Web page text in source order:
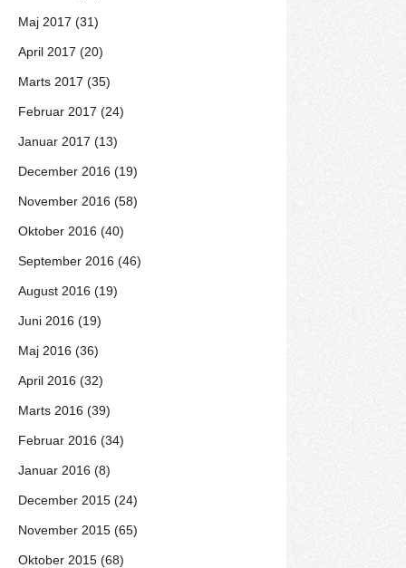
Maj 2017 (31)
April 2017 (20)
Marts 2017 (35)
Februar 2017 (24)
Januar 2017 (13)
December 2016 (19)
November 2016 (58)
Oktober 2016 (40)
September 2016 (46)
August 2016 (19)
Juni 2016 (19)
Maj 2016 (36)
April 2016 (32)
Marts 2016 (39)
Februar 2016 (34)
Januar 2016 (8)
December 2015 (24)
November 2015 (65)
Oktober 2015 (68)